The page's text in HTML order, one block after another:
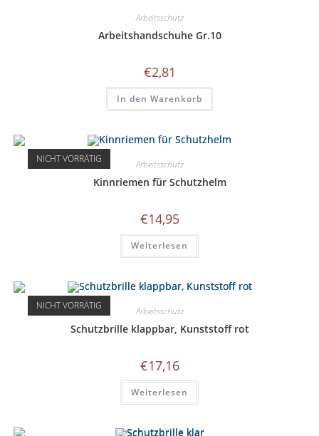
Arbeitsschutz
Arbeitshandschuhe Gr.10
€2,81
In den Warenkorb
NICHT VORRÄTIG Arbeitsschutz
Kinnriemen für Schutzhelm
€14,95
Weiterlesen
NICHT VORRÄTIG Arbeitsschutz
Schutzbrille klappbar, Kunststoff rot
€17,16
Weiterlesen